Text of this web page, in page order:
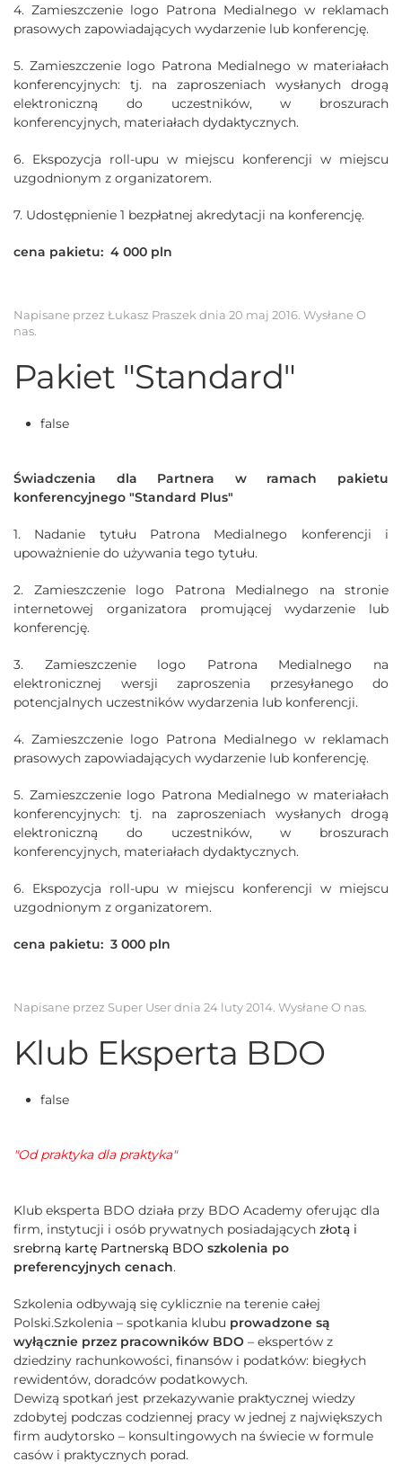
4. Zamieszczenie logo Patrona Medialnego w reklamach
prasowych zapowiadających wydarzenie lub konferencję.
5. Zamieszczenie logo Patrona Medialnego w materiałach
konferencyjnych: tj. na zaproszeniach wysłanych drogą
elektroniczną do uczestników, w broszurach
konferencyjnych, materiałach dydaktycznych.
6. Ekspozycja roll-upu w miejscu konferencji w miejscu
uzgodnionym z organizatorem.
7. Udostępnienie 1 bezpłatnej akredytacji na konferencję.
cena pakietu: 4 000 pln
Napisane przez Łukasz Praszek dnia 20 maj 2016. Wysłane O
nas.
Pakiet "Standard"
false
Świadczenia dla Partnera w ramach pakietu
konferencyjnego "Standard Plus"
1. Nadanie tytułu Patrona Medialnego konferencji i
upoważnienie do używania tego tytułu.
2. Zamieszczenie logo Patrona Medialnego na stronie
internetowej organizatora promującej wydarzenie lub
konferencję.
3. Zamieszczenie logo Patrona Medialnego na
elektronicznej wersji zaproszenia przesyłanego do
potencjalnych uczestników wydarzenia lub konferencji.
4. Zamieszczenie logo Patrona Medialnego w reklamach
prasowych zapowiadających wydarzenie lub konferencję.
5. Zamieszczenie logo Patrona Medialnego w materiałach
konferencyjnych: tj. na zaproszeniach wysłanych drogą
elektroniczną do uczestników, w broszurach
konferencyjnych, materiałach dydaktycznych.
6. Ekspozycja roll-upu w miejscu konferencji w miejscu
uzgodnionym z organizatorem.
cena pakietu: 3 000 pln
Napisane przez Super User dnia 24 luty 2014. Wysłane O nas.
Klub Eksperta BDO
false
"Od praktyka dla praktyka"
Klub eksperta BDO działa przy BDO Academy oferując dla
firm, instytucji i osób prywatnych posiadających złotą i
srebrną kartę Partnerską BDO szkolenia po
preferencyjnych cenach.
Szkolenia odbywają się cyklicznie na terenie całej
Polski.Szkolenia – spotkania klubu prowadzone są
wyłącznie przez pracowników BDO – ekspertów z
dziedziny rachunkowości, finansów i podatków: biegłych
rewidentów, doradców podatkowych.
Dewizą spotkań jest przekazywanie praktycznej wiedzy
zdobytej podczas codziennej pracy w jednej z największych
firm audytorsko – konsultingowych na świecie w formule
casów i praktycznych porad.